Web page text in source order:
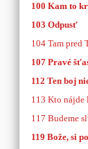
100 Kam to
103 Odpusť
104 Tam pred
107 Pravé
112 Ten boj
113 Kto nájde
117 Budeme
119 Bože, si